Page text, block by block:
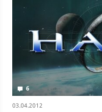
6
03.04.2012